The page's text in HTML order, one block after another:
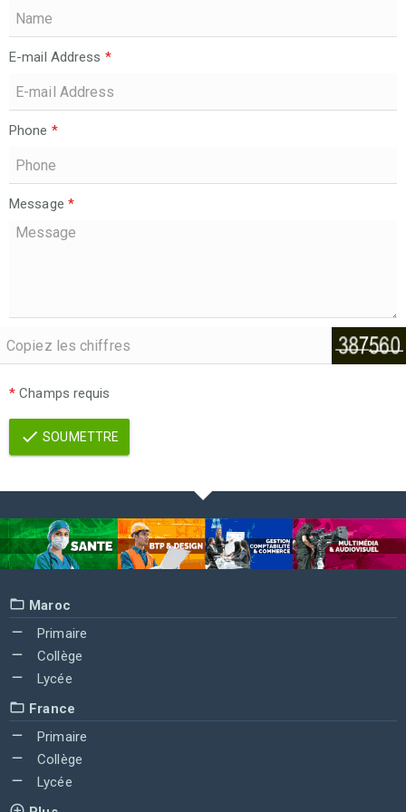
E-mail Address *
Phone *
Message *
* Champs requis
SOUMETTRE
Maroc
Primaire
Collège
Lycée
France
Primaire
Collège
Lycée